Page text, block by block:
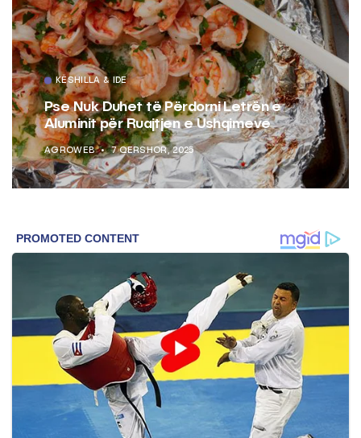
KËSHILLA & IDE
Pse Nuk Duhet të Përdorni Letrën e
Aluminit për Ruajtjen e Ushqimeve
AGROWEB 7 QERSHOR, 2025